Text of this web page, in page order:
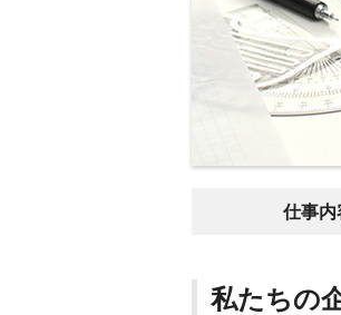
仕事内
私たちの